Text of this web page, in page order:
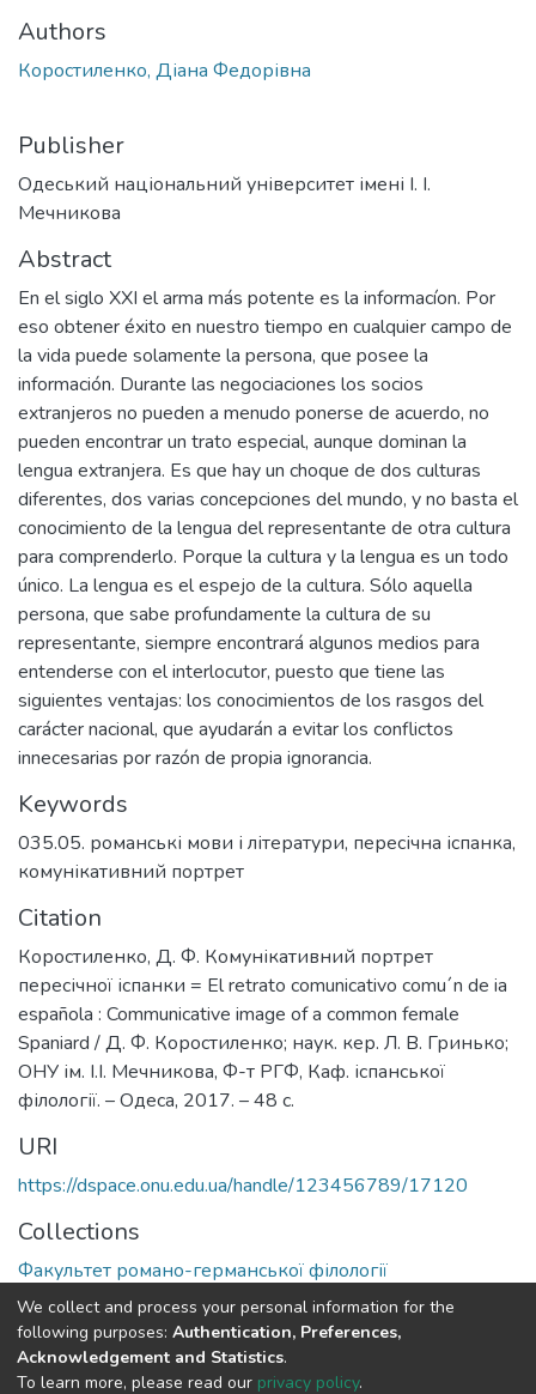
Authors
Коростиленко, Діана Федорівна
Publisher
Одеський національний університет імені І. І.
Мечникова
Abstract
En el siglo XXI el arma más potente es la informacíon. Por
eso obtener éxito en nuestro tiempo en cualquier campo de
la vida puede solamente la persona, que posee la
información. Durante las negociaciones los socios
extranjeros no pueden a menudo ponerse de acuerdo, no
pueden encontrar un trato especial, aunque dominan la
lengua extranjera. Es que hay un choque de dos culturas
diferentes, dos varias concepciones del mundo, y no basta el
conocimiento de la lengua del representante de otra cultura
para comprenderlo. Porque la cultura y la lengua es un todo
único. La lengua es el espejo de la cultura. Sólo aquella
persona, que sabe profundamente la cultura de su
representante, siempre encontrará algunos medios para
entenderse con el interlocutor, puesto que tiene las
siguientes ventajas: los conocimientos de los rasgos del
carácter nacional, que ayudarán a evitar los conflictos
innecesarias por razón de propia ignorancia.
Keywords
035.05. романські мови і літератури, пересічна іспанка,
комунікативний портрет
Citation
Коростиленко, Д. Ф. Комунікативний портрет
пересічної іспанки = El retrato comunicativo comu´n de ia
española : Communicative image of a common female
Spaniard / Д. Ф. Коростиленко; наук. кер. Л. В. Гринько;
ОНУ ім. І.І. Мечникова, Ф-т РГФ, Каф. іспанської
філології. – Одеса, 2017. – 48 с.
URI
https://dspace.onu.edu.ua/handle/123456789/17120
Collections
Факультет романо-германської філології
Full item page
We collect and process your personal information for the
following purposes: Authentication, Preferences,
Acknowledgement and Statistics.
To learn more, please read our privacy policy.